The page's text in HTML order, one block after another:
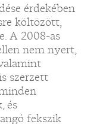
érdekében
költözött,
A 2008-as
nem nyert,
szerzett
és
fekszik